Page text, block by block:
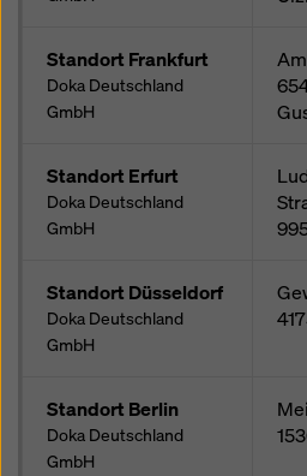
Standort Frankfurt
Doka Deutschland
GmbH
Standort Erfurt
Doka Deutschland
GmbH
Standort Düsseldorf
Doka Deutschland
GmbH
Standort Berlin
Doka Deutschland
GmbH